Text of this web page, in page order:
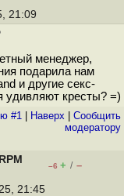
21:09
менеджер,
подарила нам
и другие секс-
удивляют кресты? =)
#1 Наверх
Cообщить
модератору
–6 + / –
21:45